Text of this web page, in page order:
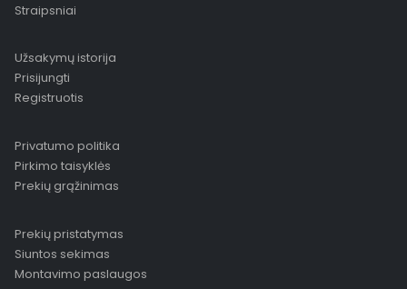
Straipsniai
Užsakymų istorija
Prisijungti
Registruotis
Privatumo politika
Pirkimo taisyklės
Prekių grąžinimas
Prekių pristatymas
Siuntos sekimas
Montavimo paslaugos